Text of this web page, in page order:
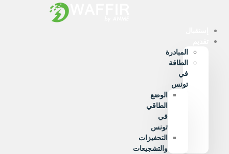
المبادرة
الطاقة
في
تونس
الوضع
الطاقي
في
تونس
التحفيزات
والتشجيعات